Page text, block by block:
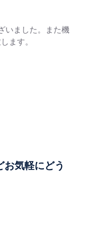
いました。また機
ます。
お気軽にどう